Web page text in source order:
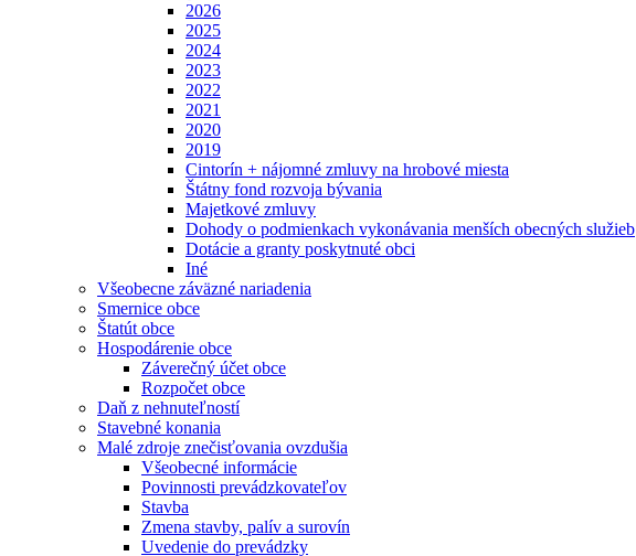
2026
2025
2024
2023
2022
2021
2020
2019
Cintorín + nájomné zmluvy na hrobové miesta
Štátny fond rozvoja bývania
Majetkové zmluvy
Dohody o podmienkach vykonávania menších obecných služieb
Dotácie a granty poskytnuté obci
Iné
Všeobecne záväzné nariadenia
Smernice obce
Štatút obce
Hospodárenie obce
Záverečný účet obce
Rozpočet obce
Daň z nehnuteľností
Stavebné konania
Malé zdroje znečisťovania ovzdušia
Všeobecné informácie
Povinnosti prevádzkovateľov
Stavba
Zmena stavby, palív a surovín
Uvedenie do prevádzky